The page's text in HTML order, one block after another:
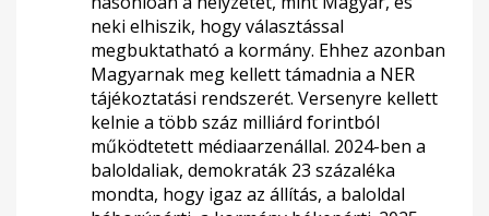
neki elhiszik, hogy választással
megbuktatható a kormány. Ehhez azonban
Magyarnak meg kellett támadnia a NER
tájékoztatási rendszerét. Versenyre kellett
kelnie a több száz milliárd forintból
működtetett médiaarzenállal. 2024-ben a
baloldaliak, demokraták 23 százaléka
mondta, hogy igaz az állítás, a baloldal